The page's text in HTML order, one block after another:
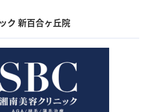
ク 新百合ヶ丘院